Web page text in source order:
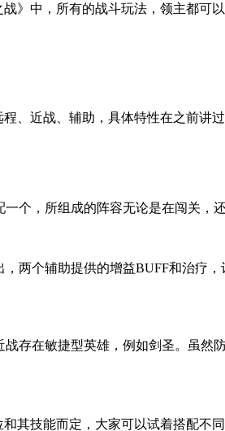
》中，所有的战斗玩法，领主都可
、近战、辅助，具体特性在之前
个，所组成的阵容无论是在闯关，
两个辅助提供的增益BUFF和治疗
存在敏捷型英雄，例如剑圣。虽
其技能而定，大家可以试着搭配不